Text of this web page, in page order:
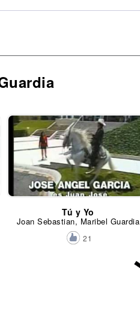
Tú y Yo
Joan Sebastian, Maribel Guardia
21